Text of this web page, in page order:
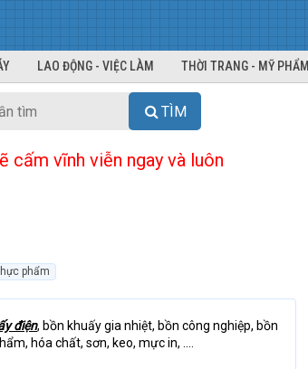
LAO ĐỘNG - VIỆC LÀM THỜI TRANG - MỸ PHẨM
TÌM
cấm vĩnh viễn ngay và luôn
phẩm
điện, bồn khuấy gia nhiệt, bồn công nghiệp, bồn
hóa chất, sơn, keo, mực in, ....